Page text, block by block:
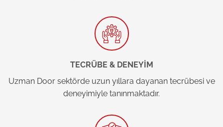
TECRÜBE & DENEYİM
Uzman Door sektörde uzun yıllara dayanan tecrübesi ve
deneyimiyle tanınmaktadır.